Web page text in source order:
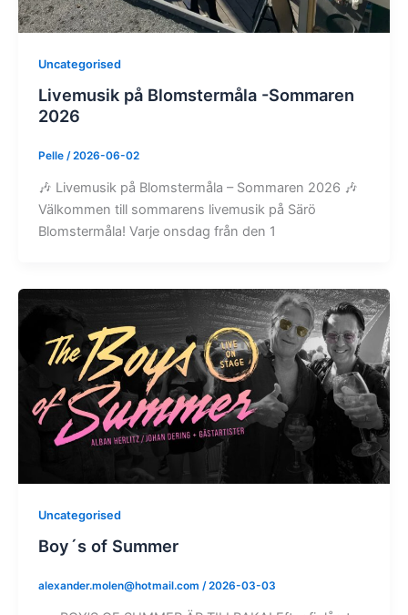
Uncategorised
Livemusik på Blomstermåla -Sommaren
2026
Pelle /2026-06-02
🎶 Livemusik på Blomstermåla – Sommaren 2026 🎶
Välkommen till sommarens livemusik på Särö
Blomstermåla! Varje onsdag från den 1
Uncategorised
Boy´s of Summer
alexander.molen@hotmail.com /2026-03-03